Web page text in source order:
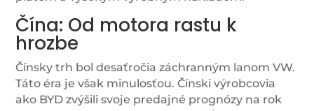
Čína: Od motora rastu k
hrozbe
Čínsky trh bol desaťročia záchranným lanom VW.
Táto éra je však minulosťou. Čínski výrobcovia
ako BYD zvýšili svoje predajné prognózy na rok